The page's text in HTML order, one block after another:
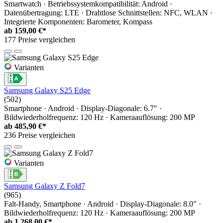
Smartwatch · Betriebssystemkompatibilität: Android ·
Datenübertragung: LTE · Drahtlose Schnittstellen: NFC, WLAN ·
Integrierte Komponenten: Barometer, Kompass
ab 159,00 €*
177 Preise vergleichen
Varianten
Samsung Galaxy S25 Edge
(502)
Smartphone · Android · Display-Diagonale: 6.7" ·
Bildwiederholfrequenz: 120 Hz · Kameraauflösung: 200 MP
ab 485,90 €*
236 Preise vergleichen
Varianten
Samsung Galaxy Z Fold7
(965)
Falt-Handy, Smartphone · Android · Display-Diagonale: 8.0" ·
Bildwiederholfrequenz: 120 Hz · Kameraauflösung: 200 MP